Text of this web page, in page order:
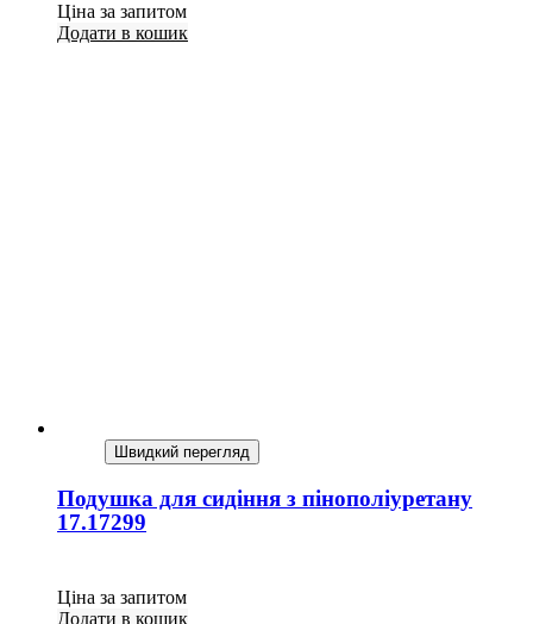
Ціна за запитом
Додати в кошик
Швидкий перегляд
Подушка для сидіння з пінополіуретану
17.17299
Ціна за запитом
Додати в кошик